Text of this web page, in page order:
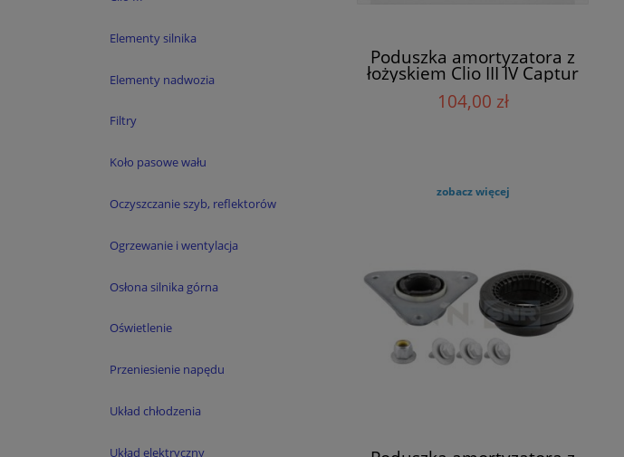
Elementy silnika
Elementy nadwozia
Filtry
Koło pasowe wału
Oczyszczanie szyb, reflektorów
Ogrzewanie i wentylacja
Osłona silnika górna
Oświetlenie
Przeniesienie napędu
Układ chłodzenia
Układ elektryczny
Poduszka amortyzatora z
łożyskiem Clio III IV Captur
Modus Hutchinson KS189
104,00 zł
zobacz więcej